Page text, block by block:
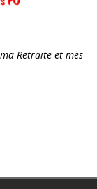
Retraite et mes